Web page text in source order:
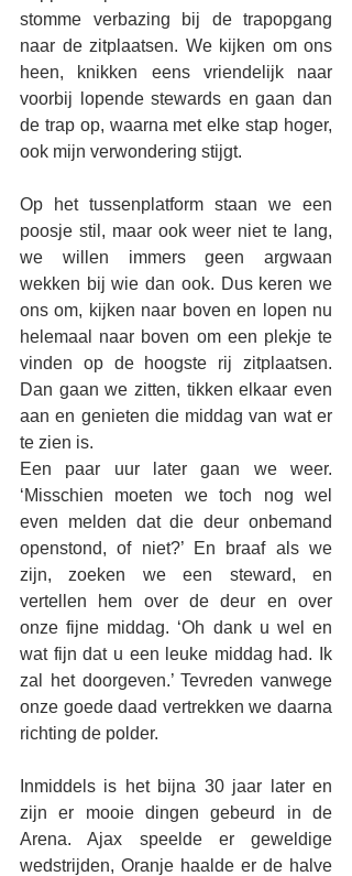
stomme verbazing bij de trapopgang
naar de zitplaatsen. We kijken om ons
heen, knikken eens vriendelijk naar
voorbij lopende stewards en gaan dan
de trap op, waarna met elke stap hoger,
ook mijn verwondering stijgt.
Op het tussenplatform staan we een
poosje stil, maar ook weer niet te lang,
we willen immers geen argwaan
wekken bij wie dan ook. Dus keren we
ons om, kijken naar boven en lopen nu
helemaal naar boven om een plekje te
vinden op de hoogste rij zitplaatsen.
Dan gaan we zitten, tikken elkaar even
aan en genieten die middag van wat er
te zien is.
Een paar uur later gaan we weer.
‘Misschien moeten we toch nog wel
even melden dat die deur onbemand
openstond, of niet?’ En braaf als we
zijn, zoeken we een steward, en
vertellen hem over de deur en over
onze fijne middag. ‘Oh dank u wel en
wat fijn dat u een leuke middag had. Ik
zal het doorgeven.’ Tevreden vanwege
onze goede daad vertrekken we daarna
richting de polder.
Inmiddels is het bijna 30 jaar later en
zijn er mooie dingen gebeurd in de
Arena. Ajax speelde er geweldige
wedstrijden, Oranje haalde er de halve